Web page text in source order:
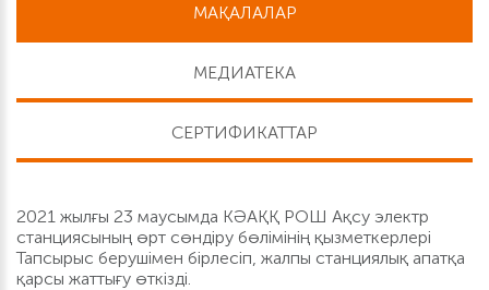
МАҚАЛАЛАР
МЕДИАТЕКА
СЕРТИФИКАТТАР
2021 жылғы 23 маусымда КӘАҚҚ РОШ Ақсу электр
станциясының өрт сөндіру бөлімінің қызметкерлері
Тапсырыс берушімен бірлесіп, жалпы станциялық апатқа
қарсы жаттығу өткізді.